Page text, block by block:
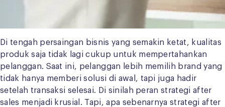
Di tengah persaingan bisnis yang semakin ketat, kualitas
produk saja tidak lagi cukup untuk mempertahankan
pelanggan. Saat ini, pelanggan lebih memilih brand yang
tidak hanya memberi solusi di awal, tapi juga hadir
setelah transaksi selesai. Di sinilah peran strategi after
sales menjadi krusial. Tapi, apa sebenarnya strategi after